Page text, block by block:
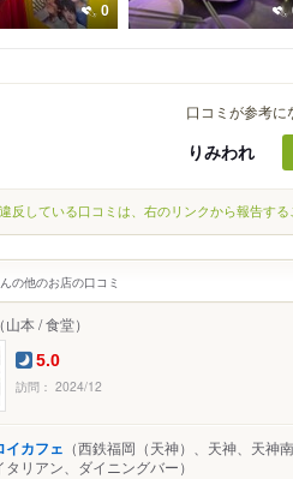
0
口コミが参考に
りみわれ
反している口コミは、右のリンクから報告する
の他のお店の口コミ
（山本 / 食堂）
5.0
訪問： 2024/12
イカフェ （西鉄福岡（天神）、天神、天神
リアン、ダイニングバー）